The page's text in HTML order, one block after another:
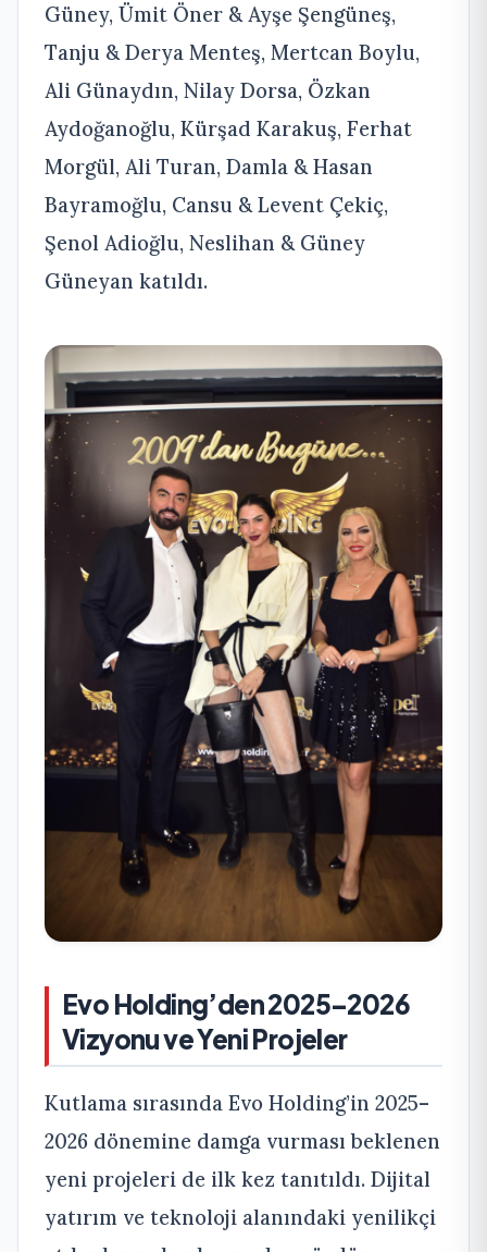
Güney, Ümit Öner & Ayşe Şengüneş,
Tanju & Derya Menteş, Mertcan Boylu,
Ali Günaydın, Nilay Dorsa, Özkan
Aydoğanoğlu, Kürşad Karakuş, Ferhat
Morgül, Ali Turan, Damla & Hasan
Bayramoğlu, Cansu & Levent Çekiç,
Şenol Adioğlu, Neslihan & Güney
Güneyan katıldı.
Evo Holding’den 2025–2026
Vizyonu ve Yeni Projeler
Kutlama sırasında Evo Holding’in 2025–
2026 dönemine damga vurması beklenen
yeni projeleri de ilk kez tanıtıldı. Dijital
yatırım ve teknoloji alanındaki yenilikçi